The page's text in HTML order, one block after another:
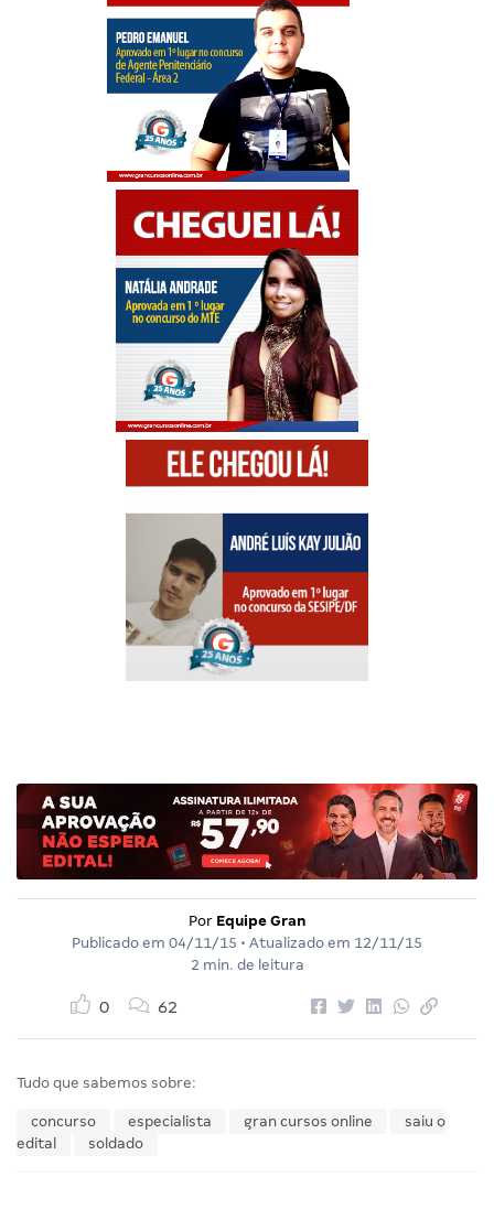
Por Equipe Gran
Publicado em 04/11/15 • Atualizado em 12/11/15
2 min. de leitura
0 62
Tudo que sabemos sobre:
concurso especialista gran cursos online
saiu o
edital
soldado